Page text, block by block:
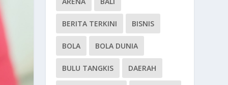
BERITA TERKINI BISNIS
BOLA BOLA DUNIA
BULU TANGKIS DAERAH